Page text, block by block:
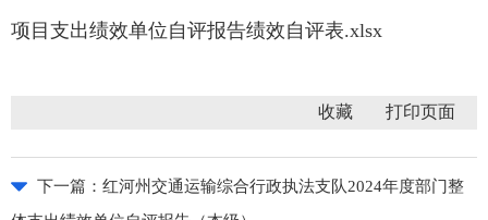
项目支出绩效单位自评报告绩效自评表.xlsx
收藏
下一篇： 红河州交通运输综合行政执法支队2024年度部门整